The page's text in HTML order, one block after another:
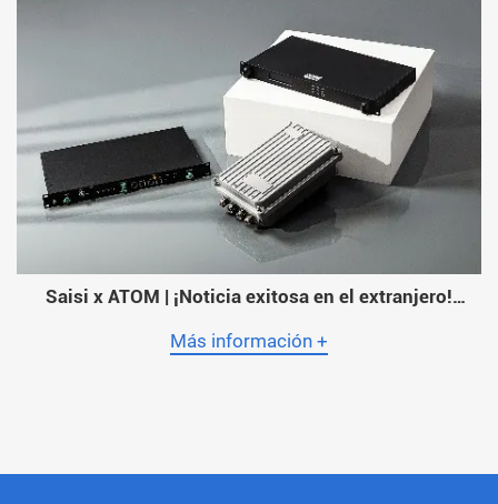
Saisi x ATOM | ¡Noticia exitosa en el extranjero!
sincronización horaria de Saisi en toda su red
Más información +